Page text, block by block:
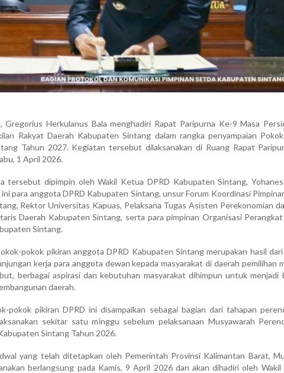
Gregorius Herkulanus Bala menghadiri Rapat Paripurna Ke-9 Masa
Rakyat Daerah Kabupaten Sintang dalam rangka penyampaian
Tahun 2027. Kegiatan tersebut dilaksanakan di Ruang Rapat
1 April 2026.
tersebut dipimpin oleh Wakil Ketua DPRD Kabupaten Sintang,
para anggota DPRD Kabupaten Sintang, unsur Forum Koordinasi
RektorUniversitas Kapuas, Pelaksana Tugas Asisten Perekonomian
Daerah Kabupaten Sintang, serta para pimpinan Organisasi
Sintang.
pokok pikiran anggota DPRD Kabupaten Sintang merupakan hasil
kerja para anggota dewan kepada masyarakat di daerah pemilihan
berbagai aspirasi dan kebutuhan masyarakat dihimpun untuk menjadi
daerah.
pokok pikiran DPRD ini disampaikan sebagai bagian dari tahapan
sekitar satu minggu sebelum pelaksanaan Musyawarah
Sintang Tahun 2026.
yang telah ditetapkan oleh Pemerintah Provinsi Kalimantan Barat,
berlangsung pada Kamis, 9 April 2026 dan akan dihadiri oleh